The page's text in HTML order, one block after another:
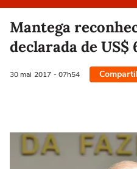
Mantega
declarada de US$
30 mai 2017 - 07h54